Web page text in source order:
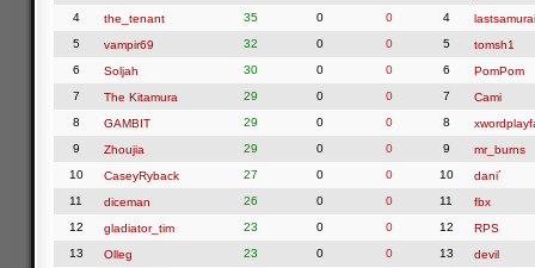
4
the_tenant 35 0
0
5
vampir69 32 0
0
6
Soljah 30 0
0
7
The Kitamura 29 0
0
8
GAMBIT 29 0
0
9
Zhoujia 29 0
0
10
CaseyRyback 27 0
0
11
diceman 26 0
0
12
gladiator_tim 23 0
0
13
Olleg 23 0
0
4
5
tomsh1
6
PomPom
7
Cami
8
9
mr_burns
10
dani´
11
fbx
12
RPS
13
devil